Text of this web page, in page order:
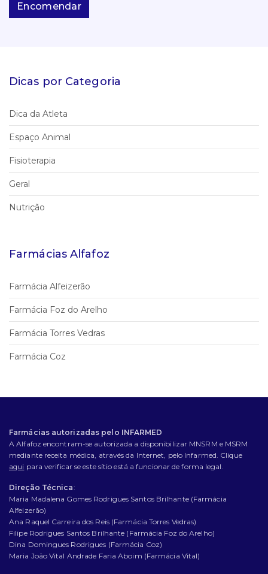
Encomendar
Dicas por Categoria
Dica da Atleta
Espaço Animal
Fisioterapia
Geral
Nutrição
Farmácias Alfafoz
Farmácia Alfeizerão
Farmácia Foz do Arelho
Farmácia Torres Vedras
Farmácia Coz
Farmácias autorizadas pelo INFARMED
A Alfafoz encontram-se autorizada a disponibilizar MNSRM e MSRM
mediante receita médica, através da Internet, pelo Infarmed. Clique
aqui para verificar se este sítio está a funcionar de forma legal.
Direção Técnica:
Maria Madalena Gomes Rodrigues Santos Brilhante (Farmácia
Alfeizerão)
Ana Raquel Carreira dos Reis (Farmácia Torres Vedras)
Filipe Rodrigues Santos Brilhante (Farmácia Foz do Arelho)
Dina Domingues Rodrigues (Farmácia Coz)
Maria João Vital Andrade Faria Aboim (Farmácia Vital)